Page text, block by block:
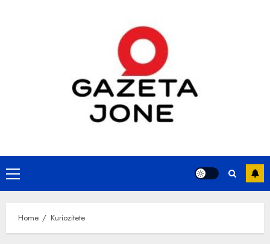
Primary
Menu
Home Kuriozitete